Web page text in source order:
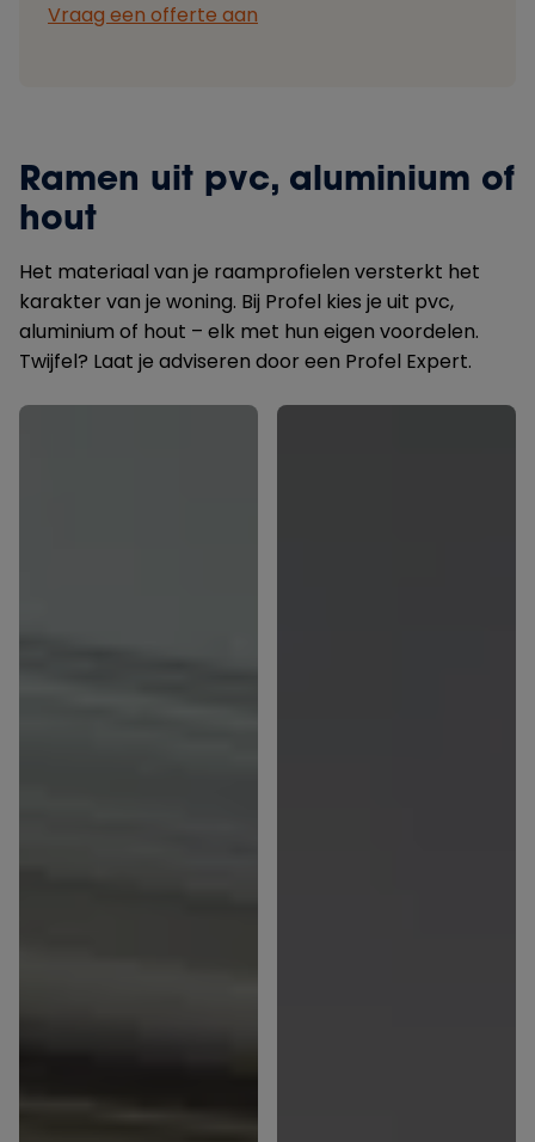
Vraag een offerte aan
Ramen uit pvc, aluminium of
hout
Het materiaal van je raamprofielen versterkt het
karakter van je woning. Bij Profel kies je uit pvc,
aluminium of hout – elk met hun eigen voordelen.
Twijfel? Laat je adviseren door een Profel Expert.